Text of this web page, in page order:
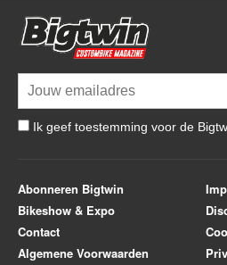
Ik geef toestemming voor de
Abonneren Bigtwin
Bikeshow & Expo
Contact
Algemene Voorwaarden